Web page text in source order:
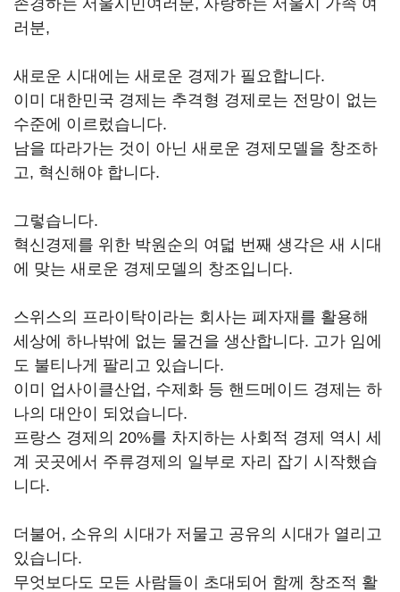
존경하는 서울시민여러분, 사랑하는 서울시 가족 여
러분,
새로운 시대에는 새로운 경제가 필요합니다.
이미 대한민국 경제는 추격형 경제로는 전망이 없는
수준에 이르렀습니다.
남을 따라가는 것이 아닌 새로운 경제모델을 창조하
고, 혁신해야 합니다.
그렇습니다.
혁신경제를 위한 박원순의 여덟 번째 생각은 새 시대
에 맞는 새로운 경제모델의 창조입니다.
스위스의 프라이탁이라는 회사는 폐자재를 활용해
세상에 하나밖에 없는 물건을 생산합니다. 고가 임에
도 불티나게 팔리고 있습니다.
이미 업사이클산업, 수제화 등 핸드메이드 경제는 하
나의 대안이 되었습니다.
프랑스 경제의 20%를 차지하는 사회적 경제 역시 세
계 곳곳에서 주류경제의 일부로 자리 잡기 시작했습
니다.
더불어, 소유의 시대가 저물고 공유의 시대가 열리고
있습니다.
무엇보다도 모든 사람들이 초대되어 함께 창조적 활